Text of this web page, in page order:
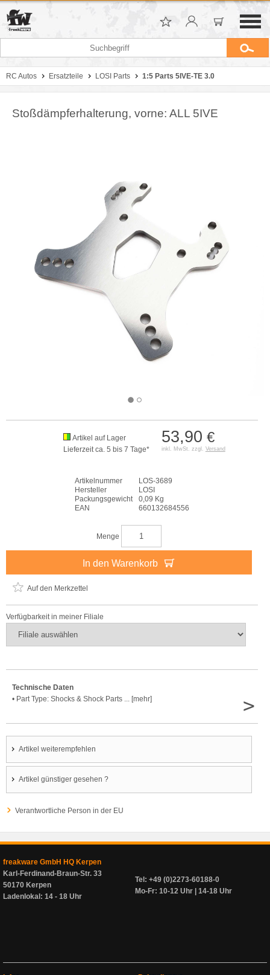
RC Autos Ersatzteile LOSI Parts 1:5 Parts 5IVE-TE 3.0
Stoßdämpferhalterung, vorne: ALL 5IVE
53,90 €
inkl. MwSt. zzgl. Versand
Artikel auf Lager
Lieferzeit ca. 5 bis 7 Tage*
Artikelnummer
LOS-3689
Hersteller
LOSI
Packungsgewicht
0,09 Kg
EAN
660132684556
Menge
In den Warenkorb
Auf den Merkzettel
Verfügbarkeit in meiner Filiale
Technische Daten
• Part Type: Shocks & Shock Parts ... [mehr]
>
Artikel weiterempfehlen
Artikel günstiger gesehen ?
Verantwortliche Person in der EU
freakware GmbH HQ Kerpen
Karl-Ferdinand-Braun-Str. 33
50170 Kerpen
Ladenlokal: 14 - 18 Uhr
Tel: +49 (0)2273-60188-0
Mo-Fr: 10-12 Uhr | 14-18 Uhr